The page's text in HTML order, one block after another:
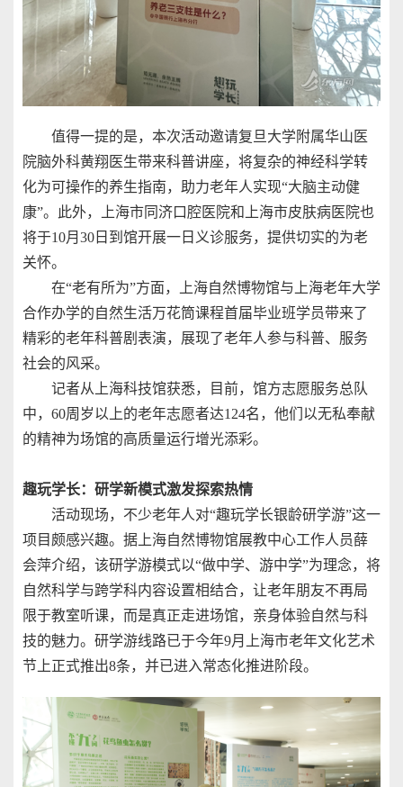
值得一提的是，本次活动邀请复旦大学附属华山医
院脑外科黄翔医生带来科普讲座，将复杂的神经科学转
化为可操作的养生指南，助力老年人实现“大脑主动健
康”。此外，上海市同济口腔医院和上海市皮肤病医院也
将于10月30日到馆开展一日义诊服务，提供切实的为老
关怀。
在“老有所为”方面，上海自然博物馆与上海老年大学
合作办学的自然生活万花筒课程首届毕业班学员带来了
精彩的老年科普剧表演，展现了老年人参与科普、服务
社会的风采。
记者从上海科技馆获悉，目前，馆方志愿服务总队
中，60周岁以上的老年志愿者达124名，他们以无私奉献
的精神为场馆的高质量运行增光添彩。
趣玩学长：研学新模式激发探索热情
活动现场，不少老年人对“趣玩学长银龄研学游”这一
项目颇感兴趣。据上海自然博物馆展教中心工作人员薛
会萍介绍，该研学游模式以“做中学、游中学”为理念，将
自然科学与跨学科内容设置相结合，让老年朋友不再局
限于教室听课，而是真正走进场馆，亲身体验自然与科
技的魅力。研学游线路已于今年9月上海市老年文化艺术
节上正式推出8条，并已进入常态化推进阶段。